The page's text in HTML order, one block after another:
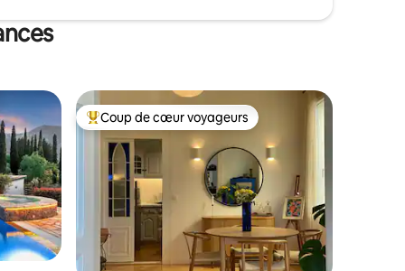
Coups de cœur voyageurs les plus appréciés
Coup de cœur voyageurs